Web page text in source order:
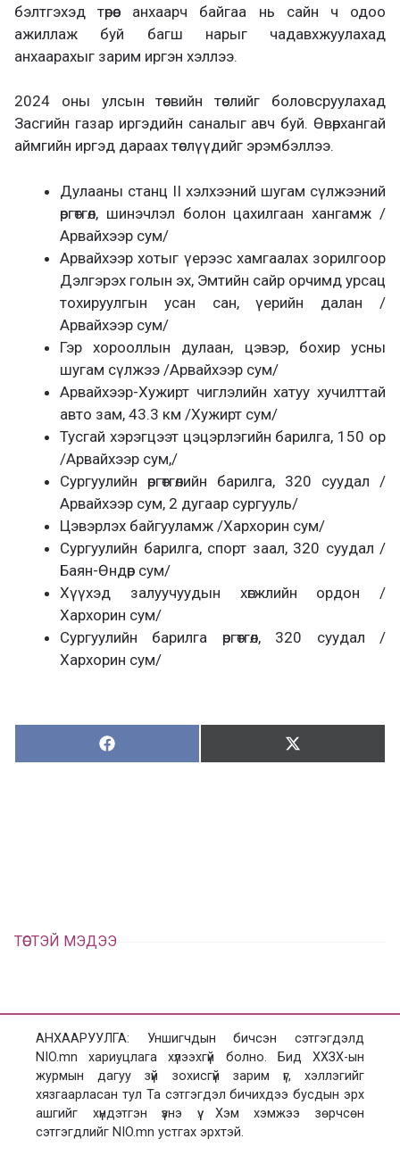
бэлтгэхэд төрөөс анхаарч байгаа нь сайн ч одоо
ажиллаж буй багш нарыг чадавхжуулахад
анхаарахыг зарим иргэн хэллээ.
2024 оны улсын төсвийн төслийг боловсруулахад
Засгийн газар иргэдийн саналыг авч буй. Өвөрхангай
аймгийн иргэд дараах төслүүдийг эрэмбэллээ.
Дулааны станц II хэлхээний шугам сүлжээний
өргөтгөл, шинэчлэл болон цахилгаан хангамж /
Арвайхээр сум/
Арвайхээр хотыг үерээс хамгаалах зорилгоор
Дэлгэрэх голын эх, Эмтийн сайр орчимд урсац
тохируулгын усан сан, үерийн далан /
Арвайхээр сум/
Гэр хорооллын дулаан, цэвэр, бохир усны
шугам сүлжээ /Арвайхээр сум/
Арвайхээр-Хужирт чиглэлийн хатуу хучилттай
авто зам, 43.3 км /Хужирт сум/
Тусгай хэрэгцээт цэцэрлэгийн барилга, 150 ор
/Арвайхээр сум,/
Сургуулийн өргөтгөлийн барилга, 320 суудал /
Арвайхээр сум, 2 дугаар сургууль/
Цэвэрлэх байгууламж /Хархорин сум/
Сургуулийн барилга, спорт заал, 320 суудал /
Баян-Өндөр сум/
Хүүхэд залуучуудын хөгжлийн ордон /
Хархорин сум/
Сургуулийн барилга өргөтгөл, 320 суудал /
Хархорин сум/
Хуваалцах:
Х
у
Түгээх:
Т
ү
ТӨСТЭЙ МЭДЭЭ
АНХААРУУЛГА: Уншигчдын бичсэн сэтгэгдэлд
NIO.mn хариуцлага хүлээхгүй болно. Бид ХХЗХ-ын
журмын дагуу зүй зохисгүй зарим үг, хэллэгийг
хязгаарласан тул Та сэтгэгдэл бичихдээ бусдын эрх
ашгийг хүндэтгэн үзнэ үү. Хэм хэмжээ зөрчсөн
сэтгэгдлийг NIO.mn устгах эрхтэй.